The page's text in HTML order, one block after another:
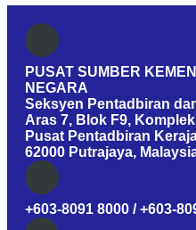
PUSAT SUMBER
NEGARA
Seksyen Pentadbiran
Aras 7, Blok F9,
Pusat Pentadbiran
62000 Putrajaya,
+603-8091 8000 / +603-